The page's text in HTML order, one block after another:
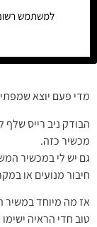
למשתמש
מדי פעם יוצא
הבודק ניב רייס
מכשיר כזה.
גם יש לי במכשיר
חיבור מנועים או
אז מה מיוחד במשיר
טוב חדי הראיה ישימו